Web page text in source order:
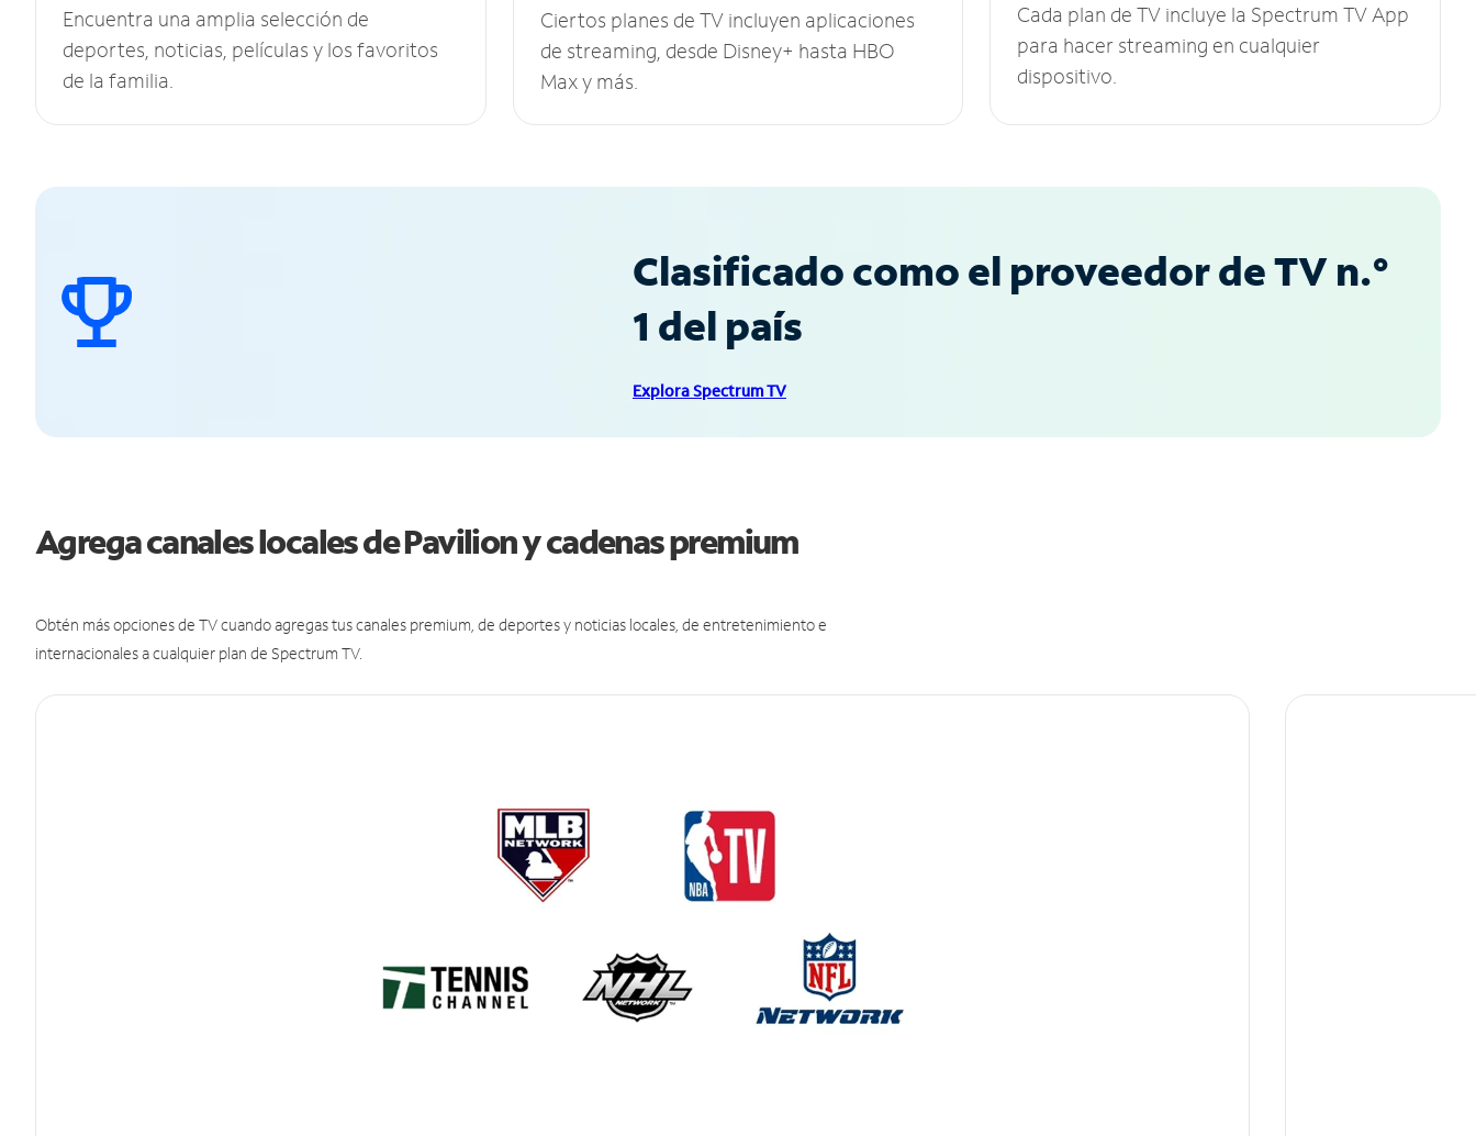
Encuentra una amplia selección de
deportes, noticias, películas y los favoritos
de la familia.
Ciertos planes de TV incluyen aplicaciones
de streaming, desde Disney+ hasta HBO
Max y más.
Cada plan de TV incluye la Spectrum TV App
para hacer streaming en cualquier
dispositivo.
Clasificado como el proveedor de TV n.°
1 del país
Explora Spectrum TV
Agrega canales locales de Pavilion y cadenas premium
Obtén más opciones de TV cuando agregas tus canales premium, de deportes y noticias locales, de entretenimiento e
internacionales a cualquier plan de Spectrum TV.